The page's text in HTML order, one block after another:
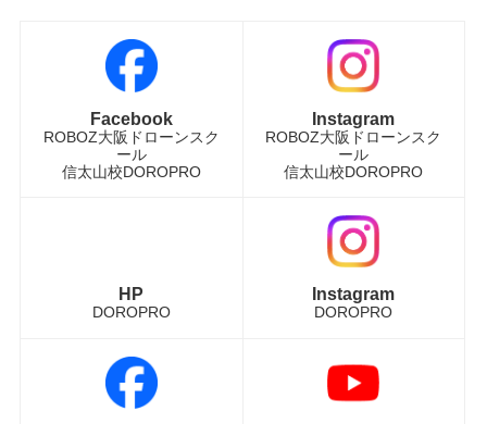
Facebook
ROBOZ大阪ドローンスク
ール
信太山校DOROPRO
Instagram
ROBOZ大阪ドローンスク
ール
信太山校DOROPRO
HP
DOROPRO
Instagram
DOROPRO